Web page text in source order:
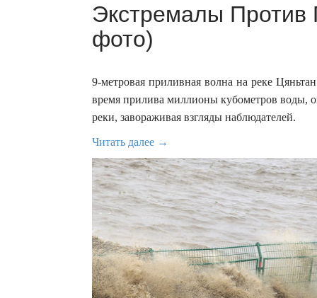
Экстремалы
фото)
9-метровая приливная волна на реке
время прилива миллионы кубометров воды,
реки, завораживая взгляды наблюдателей.
Читать далее →